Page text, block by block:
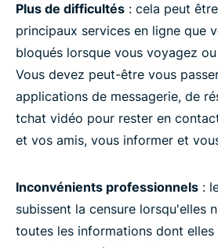
Plus de difficultés : cela peut
principaux services en ligne que
bloqués lorsque vous voyagez
Vous devez peut-être vous
applications de messagerie, de
tchat vidéo pour rester en
et vos amis, vous informer et
Inconvénients professionnels :
subissent la censure lorsqu'elles
toutes les informations dont